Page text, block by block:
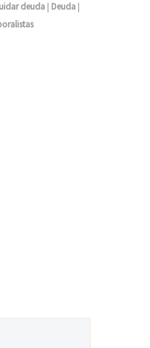
deuda | Deuda |